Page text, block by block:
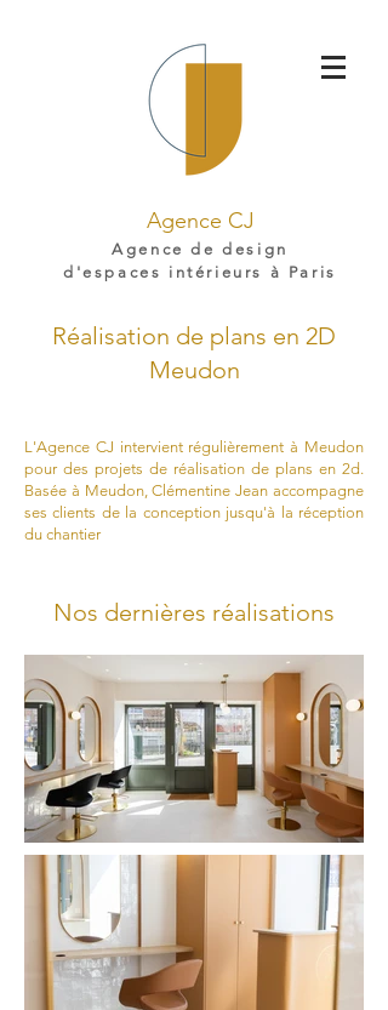
Agence CJ
Agence de design
d'espaces intérieurs à Paris
Réalisation de plans en 2D
Meudon
L'Agence CJ intervient régulièrement à Meudon
pour des projets de réalisation de plans en 2d.
Basée à Meudon, Clémentine Jean accompagne
ses clients de la conception jusqu'à la réception
du chantier
Nos dernières réalisations